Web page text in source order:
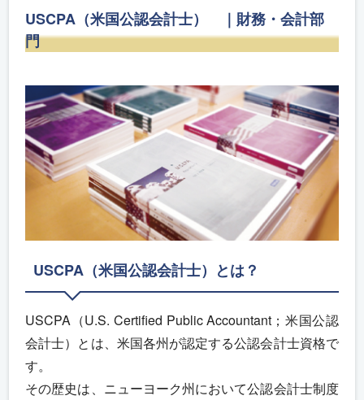
USCPA（米国公認会計士） ｜財務・会計部
門
USCPA（米国公認会計士）とは？
USCPA（U.S. Certified Public Accountant；米国公認
会計士）とは、米国各州が認定する公認会計士資格で
す。
その歴史は、ニューヨーク州において公認会計士制度